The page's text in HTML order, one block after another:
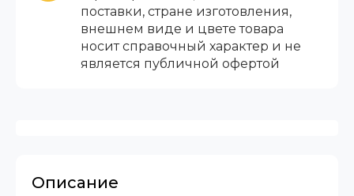
поставки, стране изготовления,
внешнем виде и цвете товара
носит справочный характер и не
является публичной офертой
Описание